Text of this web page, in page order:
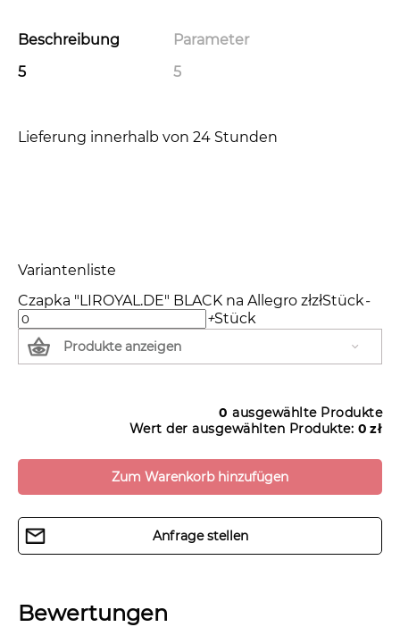
Beschreibung
5
Parameter
5
Lieferung innerhalb von 24 Stunden
Variantenliste
Czapka "LIROYAL.DE" BLACK na Allegro złzłStück-
+Stück
Produkte anzeigen
0 ausgewählte Produkte
Wert der ausgewählten Produkte: 0 zł
Zum Warenkorb hinzufügen
Anfrage stellen
Bewertungen